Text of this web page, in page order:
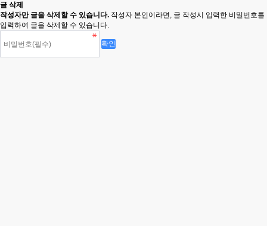
글 삭제
작성자만 글을 삭제할 수 있습니다. 작성자 본인이라면, 글 작성시 입력한 비밀번호를
입력하여 글을 삭제할 수 있습니다.